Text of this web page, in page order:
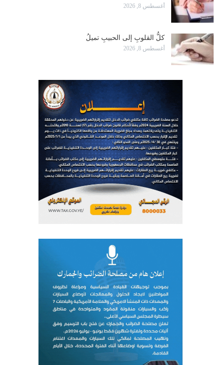
أغسطس 8, 2026
كلُّ القلوبِ إلى الحبيبِ تميلُ
أغسطس 8, 2026